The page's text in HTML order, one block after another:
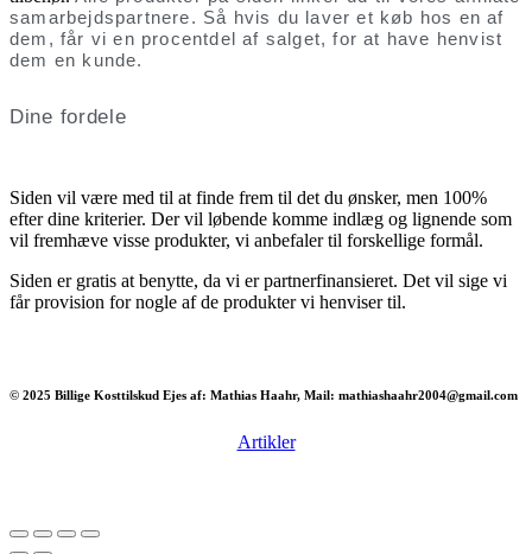
samarbejdspartnere. Så hvis du laver et køb hos en af
dem, får vi en procentdel af salget, for at have henvist
dem en kunde.
Dine fordele
Siden vil være med til at finde frem til det du ønsker, men 100%
efter dine kriterier. Der vil løbende komme indlæg og lignende som
vil fremhæve visse produkter, vi anbefaler til forskellige formål.
Siden er gratis at benytte, da vi er partnerfinansieret. Det vil sige vi
får provision for nogle af de produkter vi henviser til.
© 2025 Billige Kosttilskud Ejes af: Mathias Haahr, Mail: mathiashaahr2004@gmail.com
Artikler